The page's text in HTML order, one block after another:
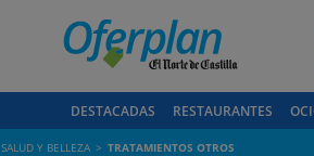
DESTACADAS RESTAURANTES
SALUD Y BELLEZA TRATAMIENTOS OTROS